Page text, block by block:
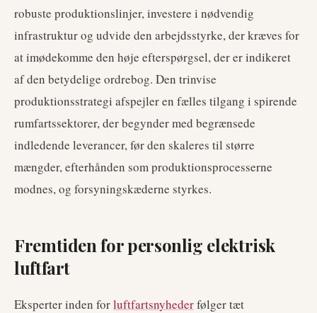
robuste produktionslinjer, investere i nødvendig
infrastruktur og udvide den arbejdsstyrke, der kræves for
at imødekomme den høje efterspørgsel, der er indikeret
af den betydelige ordrebog. Den trinvise
produktionsstrategi afspejler en fælles tilgang i spirende
rumfartssektorer, der begynder med begrænsede
indledende leverancer, før den skaleres til større
mængder, efterhånden som produktionsprocesserne
modnes, og forsyningskæderne styrkes.
Fremtiden for personlig elektrisk
luftfart
Eksperter inden forluftfartsnyhederfølger tæt